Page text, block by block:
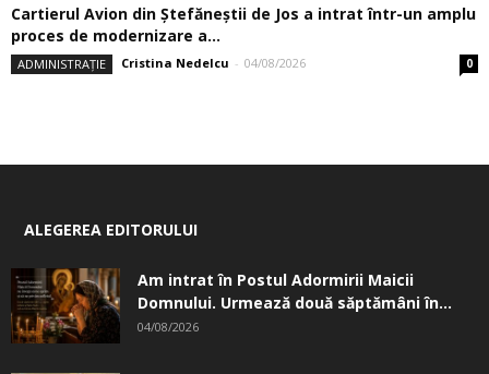
Cartierul Avion din Ştefăneştii de Jos a intrat într-un amplu
proces de modernizare a...
ADMINISTRAȚIE Cristina Nedelcu - 04/08/2026 0
ALEGEREA EDITORULUI
Am intrat în Postul Adormirii Maicii
Domnului. Urmează două săptămâni în...
04/08/2026